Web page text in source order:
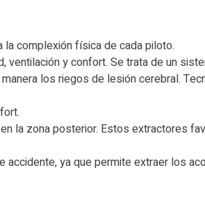
complexión física de cada piloto.
ventilación y confort. Se trata de un
los riegos de lesión cerebral.
la zona posterior. Estos extractores
accidente, ya que permite extraer los